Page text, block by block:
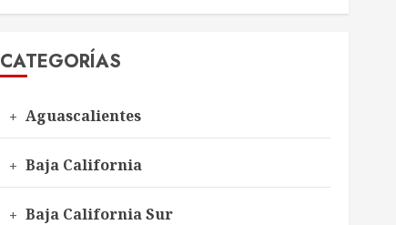
CATEGORÍAS
Aguascalientes
Baja California
Baja California Sur